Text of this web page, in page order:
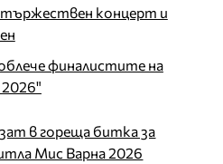
концерт и
финалистите на
в гореща битка за
Мис Варна 2026